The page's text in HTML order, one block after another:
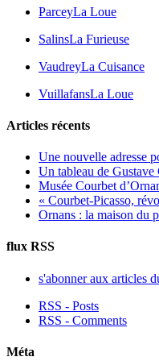
ParceyLa Loue
SalinsLa Furieuse
VaudreyLa Cuisance
VuillafansLa Loue
Articles récents
Une nouvelle adresse
Un tableau de Gustave
Musée Courbet
« Courbet-Picasso,
Ornans : la maison du
flux RSS
s'abonner aux articles
RSS - Posts
RSS - Comments
Méta